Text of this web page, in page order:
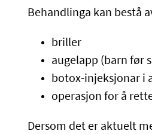
Behandlinga kan bestå
briller
augelapp (barn før
botox-injeksjonar i
operasjon for å
Dersom det er aktuelt